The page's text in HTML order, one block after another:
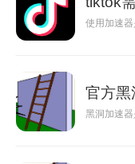
使用加速
官方黑
黑洞加速